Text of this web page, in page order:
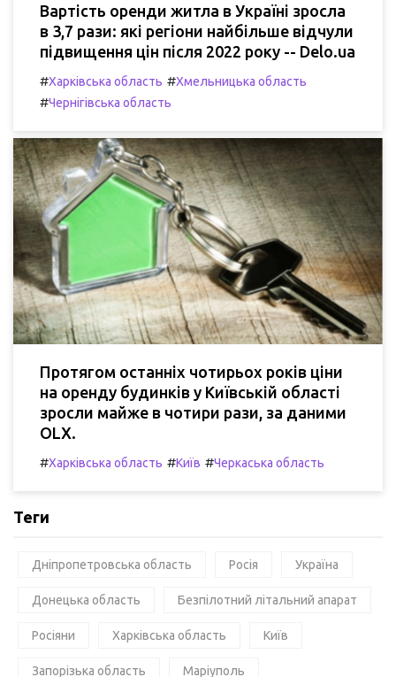
Вартість оренди житла в Україні зросла
в 3,7 рази: які регіони найбільше відчули
підвищення цін після 2022 року -- Delo.ua
#Харківська область #Хмельницька область
#Чернігівська область
Протягом останніх чотирьох років ціни
на оренду будинків у Київській області
зросли майже в чотири рази, за даними
OLX.
#Харківська область #Київ #Черкаська область
Теги
Дніпропетровська область Росія Україна
Донецька область Безпілотний літальний апарат
Росіяни Харківська область Київ
Запорізька область Маріуполь